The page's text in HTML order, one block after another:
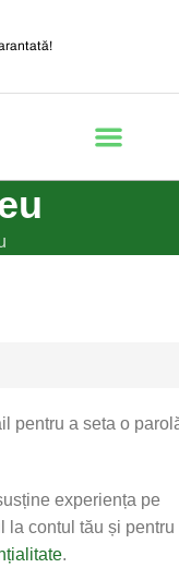
pentru a seta o
experiența pe
la contul tău și pentru
.